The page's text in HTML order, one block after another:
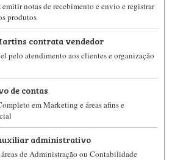
notas de recebimento e envio e registrar
produtos
contrata vendedor
pelo atendimento aos clientes e organização
de contas
em Marketing e áreas afins e
administrativo
áreas de Administração ou Contabilidade